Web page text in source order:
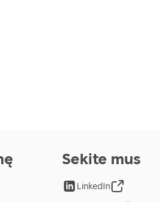
Sekite mus
LinkedIn